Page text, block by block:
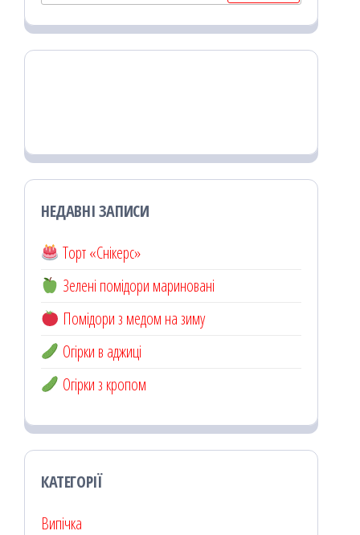
НЕДАВНІ ЗАПИСИ
Торт «Снікерс»
Зелені помідори мариновані
Помідори з медом на зиму
Огірки в аджиці
Огірки з кропом
КАТЕГОРІЇ
Випічка